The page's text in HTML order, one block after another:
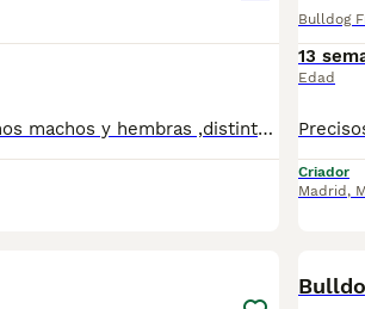
Camada de Bulldog francés !! tenemos machos y hembras ,distintos colores Nuestros cachorros nacen y crecen en un ambiente familiar ,sin jaulas ,con un respeto y exclusiva cria,somos respetuosos con el tiempo de destete ,cada cachorro necesita su tiempo.. Destetamos con un pienso de alta calidad , Cachorros revisados ,desde el nacimiento ,hasta la entrega por un veterinario competente ,buscando siempre el bienestar de nuestros animales.. Sociabilizados y equilibrados tanto padres como cachorros Se entregan con todo el protocolo veterinario legal,y garantías por escrito completas.. Tenemos servicio de entrega personalizado a cualquier punto de España,directo.. El precio puede cambiar tanto en sexo como en características del cachorro. Dejanos tú teléfono y te mandamos toda la información fotos y vídeos ..
Bulldog
13
Edad
Criador
Madrid ,